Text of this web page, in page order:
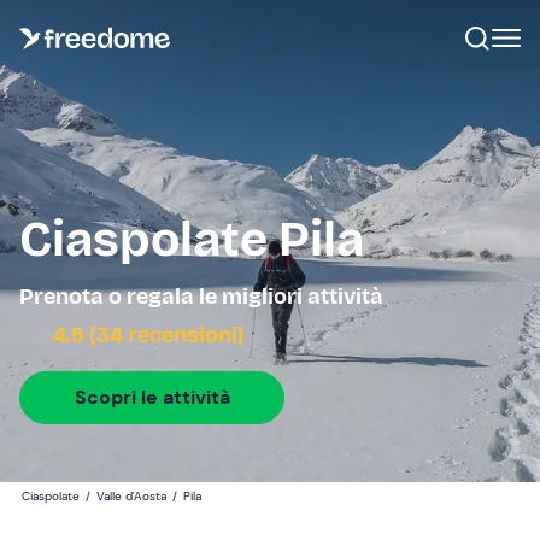
Ciaspolate Pila
Prenota o regala le migliori attività
4.5 (34 recensioni)
Scopri le attività
Ciaspolate / Valle d'Aosta / Pila